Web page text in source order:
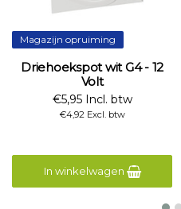
Magazijn opruiming
Driehoekspot wit G4 - 12
Volt
€5,95 Incl. btw
€4,92 Excl. btw
In winkelwagen